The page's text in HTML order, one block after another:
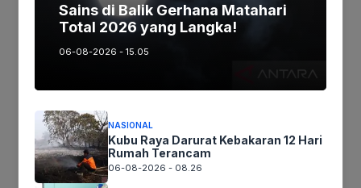
Tinggalkan komentar
Komentar
Sains di Balik Gerhana Matahari
Total 2026 yang Langka!
06-08-2026 - 15.05
NASIONAL
Kubu Raya Darurat Kebakaran 12 Hari
Rumah Terancam
06-08-2026 - 08.26